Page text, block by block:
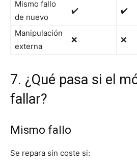
Mismo fallo
de nuevo
✔️ ✔️
Manipulación
externa
❌ ❌
7. ¿Qué pasa si el
fallar?
Mismo fallo
Se repara sin coste si: